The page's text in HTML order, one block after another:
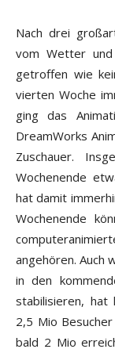
Nach drei
vom Wetter
getroffen wie
vierten Woche
ging das
DreamWorks
Zuschauer.
Wochenende
hat damit
Wochenende
angehören. Auch
in den
stabilisieren, hat
2,5 Mio
bald 2 Mio